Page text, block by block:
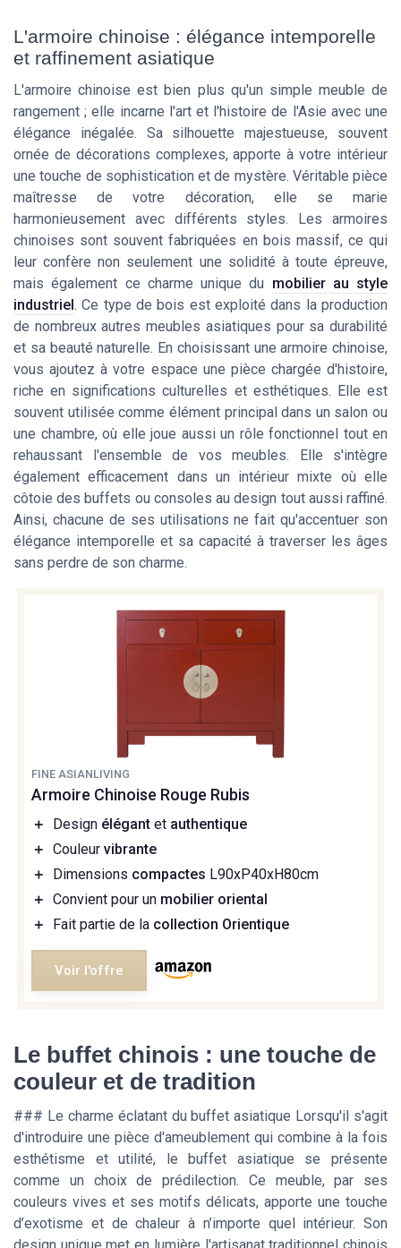
L'armoire chinoise : élégance intemporelle
et raffinement asiatique
L'armoire chinoise est bien plus qu'un simple meuble de
rangement ; elle incarne l'art et l'histoire de l'Asie avec une
élégance inégalée. Sa silhouette majestueuse, souvent
ornée de décorations complexes, apporte à votre intérieur
une touche de sophistication et de mystère. Véritable pièce
maîtresse de votre décoration, elle se marie
harmonieusement avec différents styles. Les armoires
chinoises sont souvent fabriquées en bois massif, ce qui
leur confère non seulement une solidité à toute épreuve,
mais également ce charme unique du mobilier au style
industriel. Ce type de bois est exploité dans la production
de nombreux autres meubles asiatiques pour sa durabilité
et sa beauté naturelle. En choisissant une armoire chinoise,
vous ajoutez à votre espace une pièce chargée d'histoire,
riche en significations culturelles et esthétiques. Elle est
souvent utilisée comme élément principal dans un salon ou
une chambre, où elle joue aussi un rôle fonctionnel tout en
rehaussant l'ensemble de vos meubles. Elle s'intègre
également efficacement dans un intérieur mixte où elle
côtoie des buffets ou consoles au design tout aussi raffiné.
Ainsi, chacune de ses utilisations ne fait qu'accentuer son
élégance intemporelle et sa capacité à traverser les âges
sans perdre de son charme.
FINE ASIANLIVING
Armoire Chinoise Rouge Rubis
＋ Design élégant et authentique
＋ Couleur vibrante
＋
Dimensions compactes L90xP40xH80cm
＋ Convient pour un mobilier oriental
＋
Fait partie de la collection Orientique
Voir l'offre
Le buffet chinois : une touche de
couleur et de tradition
### Le charme éclatant du buffet asiatique Lorsqu'il s'agit
d'introduire une pièce d'ameublement qui combine à la fois
esthétisme et utilité, le buffet asiatique se présente
comme un choix de prédilection. Ce meuble, par ses
couleurs vives et ses motifs délicats, apporte une touche
d’exotisme et de chaleur à n’importe quel intérieur. Son